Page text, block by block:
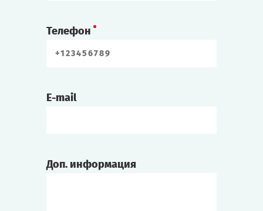
Телефон
E-mail
Доп. информация